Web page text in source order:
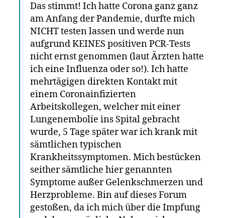
Das stimmt! Ich hatte Corona ganz ganz
am Anfang der Pandemie, durfte mich
NICHT testen lassen und werde nun
aufgrund KEINES positiven PCR-Tests
nicht ernst genommen (laut Ärzten hatte
ich eine Influenza oder so!). Ich hatte
mehrtägigen direkten Kontakt mit
einem Coronainfizierten
Arbeitskollegen, welcher mit einer
Lungenembolie ins Spital gebracht
wurde, 5 Tage später war ich krank mit
sämtlichen typischen
Krankheitssymptomen. Mich bestücken
seither sämtliche hier genannten
Symptome außer Gelenkschmerzen und
Herzprobleme. Bin auf dieses Forum
gestoßen, da ich mich über die Impfung